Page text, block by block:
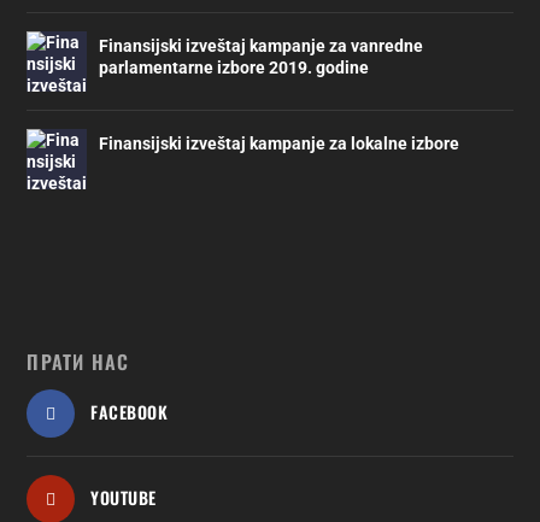
Finansijski izveštaj kampanje za vanredne
parlamentarne izbore 2019. godine
Finansijski izveštaj kampanje za lokalne izbore
ПРАТИ НАС
FACEBOOK
YOUTUBE